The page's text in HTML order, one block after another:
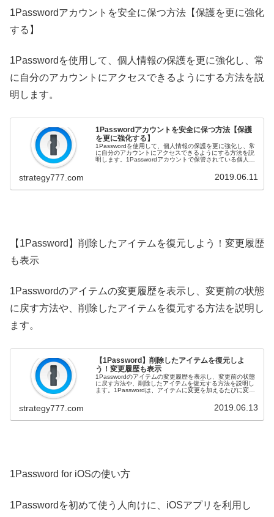
1Passwordアカウントを安全に保つ方法【保護を更に強化
する】
1Passwordを使用して、個人情報の保護を更に強化し、常
に自分のアカウントにアクセスできるようにする方法を説
明します。
1Passwordアカウントを安全に保つ方法【保護
を更に強化する】
1Passwordを使用して、個人情報の保護を更に強化し、常
に自分のアカウントにアクセスできるようにする方法を説
明します。1Passwordアカウントで保管されている個人情
strategy777.com 2019.06.11
【1Password】削除したアイテムを復元しよう！変更履歴
も表示
1Passwordのアイテムの変更履歴を表示し、変更前の状態
に戻す方法や、削除したアイテムを復元する方法を説明し
ます。
【1Password】削除したアイテムを復元しよ
う！変更履歴も表示
1Passwordのアイテムの変更履歴を表示し、変更前の状態
に戻す方法や、削除したアイテムを復元する方法を説明し
ます。1Passwordは、アイテムに変更を加えるたびに変更
strategy777.com 2019.06.13
1Password for iOSの使い方
1Passwordを初めて使う人向けに、iOSアプリを利用し